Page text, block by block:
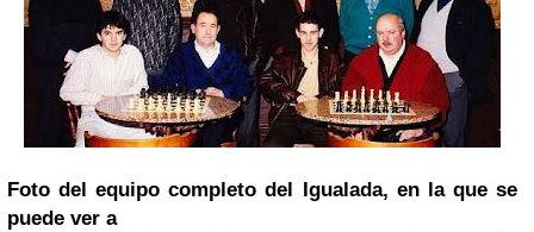
Foto del equipo completo del Igualada, en la que se
puede ver a